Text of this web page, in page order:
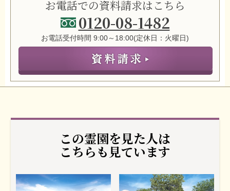
お電話での資料請求はこちら
0120-08-1482
お電話受付時間 9:00～18:00(定休日：火曜日)
この霊園を見た人は
こちらも見ています